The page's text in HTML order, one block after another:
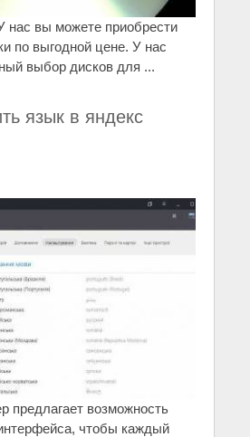
нас вы можете приобрести
по выгодной цене. У нас
выбор дисков для ...
язык в яндекс
предлагает возможность
чтобы каждый